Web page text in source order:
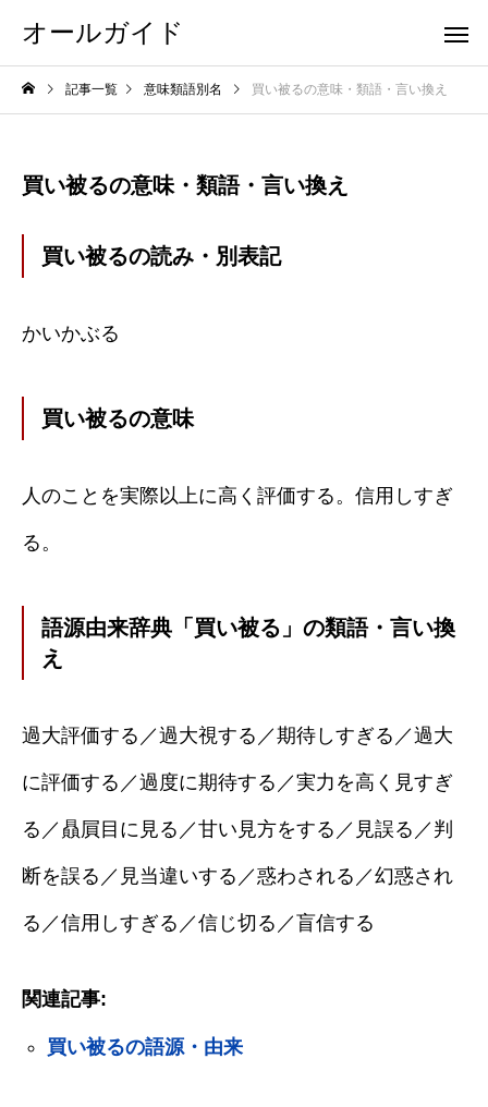
オールガイド
記事一覧 意味類語別名 買い被るの意味・類語・言い換え
買い被るの意味・類語・言い換え
買い被るの読み・別表記
かいかぶる
買い被るの意味
人のことを実際以上に高く評価する。信用しすぎ
る。
語源由来辞典「買い被る」の類語・言い換
え
過大評価する／過大視する／期待しすぎる／過大
に評価する／過度に期待する／実力を高く見すぎ
る／贔屓目に見る／甘い見方をする／見誤る／判
断を誤る／見当違いする／惑わされる／幻惑され
る／信用しすぎる／信じ切る／盲信する
関連記事:
買い被るの語源・由来